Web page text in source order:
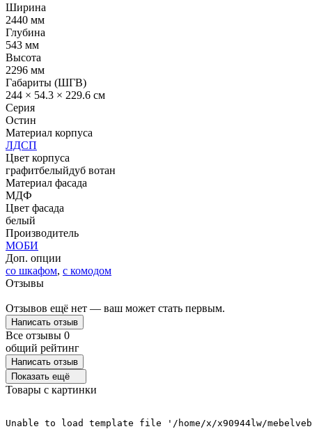
Ширина
2440 мм
Глубина
543 мм
Высота
2296 мм
Габариты (ШГВ)
244 × 54.3 × 229.6 см
Серия
Остин
Материал корпуса
ЛДСП
Цвет корпуса
графитбелыйдуб вотан
Материал фасада
МДФ
Цвет фасада
белый
Производитель
МОБИ
Доп. опции
со шкафом, с комодом
Отзывы
Отзывов ещё нет — ваш может стать первым.
Написать отзыв
Все отзывы 0
общий рейтинг
Написать отзыв
Показать ещё
Товары с картинки
Unable to load template file '/home/x/x90944lw/